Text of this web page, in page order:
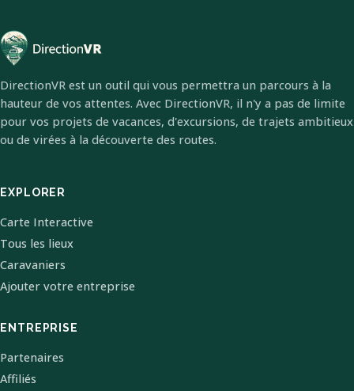
DirectionVR est un outil qui vous permettra un parcours à la
hauteur de vos attentes. Avec DirectionVR, il n'y a pas de limite
pour vos projets de vacances, d'excursions, de trajets ambitieux
ou de virées à la découverte des routes.
EXPLORER
Carte Interactive
Tous les lieux
Caravaniers
Ajouter votre entreprise
ENTREPRISE
Partenaires
Affiliés